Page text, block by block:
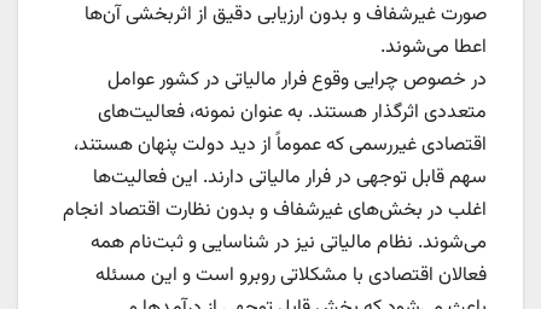
صورت غیرشفاف و بدون ارزیابی دقیق از اثربخشی آن‌ها
اعطا می‌شوند.
در خصوص چرایی وقوع فرار مالیاتی در کشور عوامل
متعددی اثرگذار هستند. به عنوان نمونه، فعالیت‌های
اقتصادی غیررسمی که عموماً از دید دولت پنهان هستند،
سهم قابل توجهی در فرار مالیاتی دارند. این فعالیت‌ها
اغلب در بخش‌های غیرشفاف و بدون نظارت اقتصاد انجام
می‌شوند. نظام مالیاتی نیز در شناسایی و ثبت‌نام همه
فعالان اقتصادی با مشکلاتی روبرو است و این مسئله